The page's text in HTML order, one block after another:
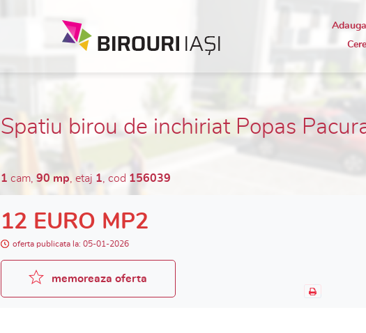
Adauga
Cere
Spatiu birou de inchiriat Popas
1 cam, 90 mp , etaj 1 , cod 156039
12 EURO MP2
oferta publicata la: 05-01-2026
memoreaza oferta